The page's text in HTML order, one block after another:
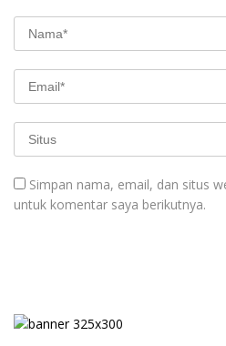
Simpan nama, email, dan situs
untuk komentar saya berikutnya.